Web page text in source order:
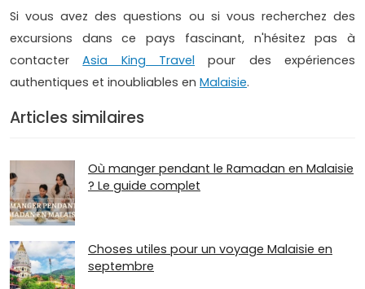
Si vous avez des questions ou si vous recherchez des
excursions dans ce pays fascinant, n'hésitez pas à
contacterAsia King Travel pour des expériences
authentiques et inoubliables en Malaisie.
Articles similaires
Où manger pendant le Ramadan en Malaisie
? Le guide complet
Choses utiles pour un voyage Malaisie en
septembre